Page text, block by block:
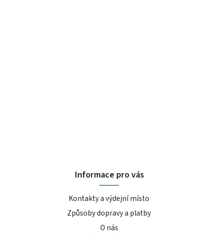
Informace pro vás
Kontakty a výdejní místo
Způsoby dopravy a platby
O nás